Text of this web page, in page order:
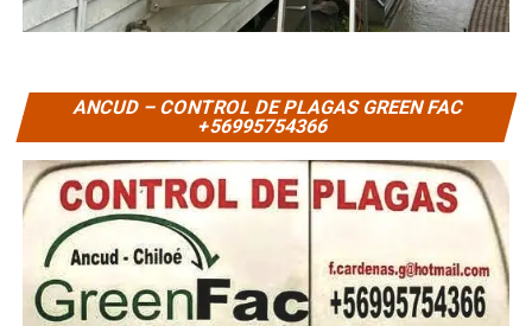
ANCUD – CONTROL DE PLAGAS GREEN FAC
+56995754366